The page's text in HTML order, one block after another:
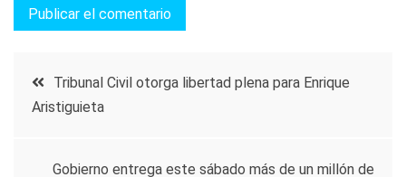
Navegación
Tribunal Civil otorga libertad plena para Enrique
Aristiguieta
Gobierno entrega este sábado más de un millón de